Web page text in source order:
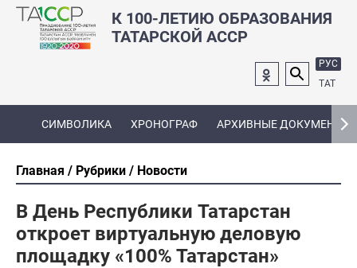
К 100-ЛЕТИЮ ОБРАЗОВАНИЯ
ТАТАРСКОЙ АССР
РУС
ТАТ
СИМВОЛИКА ХРОНОГРАФ АРХИВНЫЕ ДОКУМЕНТЫ
Главная Рубрики Новости
В День Республики Татарстан
откроет виртуальную деловую
площадку «100% Татарстан»